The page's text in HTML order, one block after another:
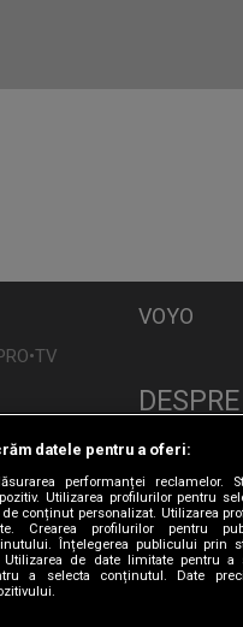
VOYO
DESPRE
Politica de
CNA
datele pentru a oferi:
performanței reclamelor.
Utilizarea profilurilor pentru
conținut personalizat. Utilizarea
Crearea profilurilor pentru
Înțelegerea publicului prin
de date limitate pentru a
a selecta conținutul. Date